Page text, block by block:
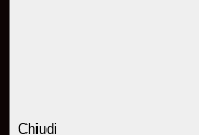
Chiudi